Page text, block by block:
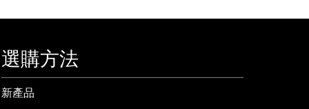
選購方法
新產品